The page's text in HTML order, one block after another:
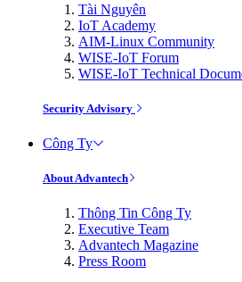
Tài Nguyên
IoT Academy
AIM-Linux Community
WISE-IoT Forum
WISE-IoT Technical
Security Advisory
Công Ty
About Advantech
Thông Tin Công Ty
Executive Team
Advantech Magazine
Press Room